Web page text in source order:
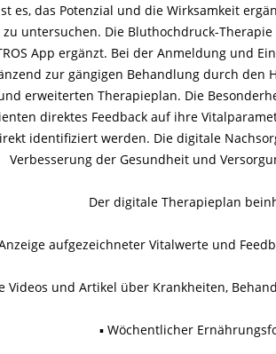
es, das Potenzial und die Wirksamkeit
zu untersuchen. Die Bluthochdruck-
App ergänzt. Bei der Anmeldung und
zur gängigen Behandlung durch den
erweiterten Therapieplan. Die
direktes Feedback auf ihre
identifiziert werden. Die digitale
Verbesserung der Gesundheit und
Der digitale Therapieplan
aufgezeichneter Vitalwerte und
Videos und Artikel über Krankheiten,
▪ Wöchentlicher